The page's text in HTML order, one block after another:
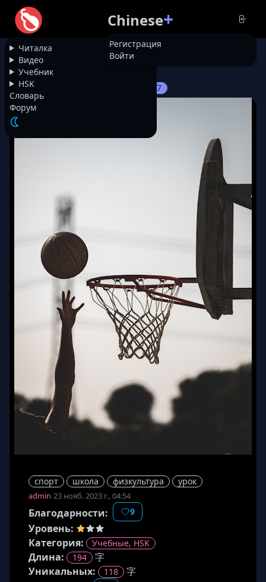
Читалка
Видео
Учебник
HSK
Словарь
Форум
Chinese+
Регистрация
Войти
НАЗАД
Воспоминания о физ-ре 8617
спорт школа физкультура урок
admin 23 нояб. 2023 г., 04:54
Благодарности: 9
Уровень:
Категория:
Учебные, HSK
Длина: 194
字
Уникальных:
118
字